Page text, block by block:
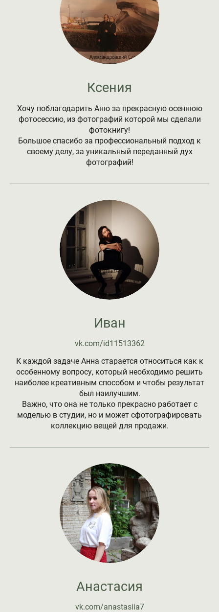
Ксения
Хочу поблагодарить Аню за прекрасную осеннюю
фотосессию, из фотографий которой мы сделали
фотокнигу!
Большое спасибо за профессиональный подход к
своему делу, за уникальный переданный дух
фотографий!
Иван
vk.com/id11513362
К каждой задаче Анна старается относиться как к
особенному вопросу, который необходимо решить
наиболее креативным способом и чтобы результат
был наилучшим.
Важно, что она не только прекрасно работает с
моделью в студии, но и может сфотографировать
коллекцию вещей для продажи.
Анастасия
vk.com/anastasiia7